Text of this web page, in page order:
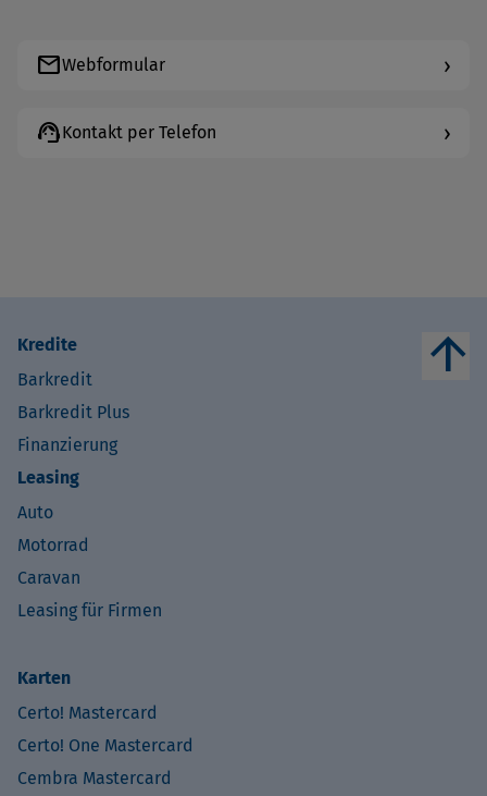
mailWebformular ›
support_agentKontakt per Telefon ›
Kredite
Barkredit
Barkredit Plus
Finanzierung
Leasing
Auto
Motorrad
Caravan
Leasing für Firmen
Karten
Certo! Mastercard
Certo! One Mastercard
Cembra Mastercard
arrow_upward